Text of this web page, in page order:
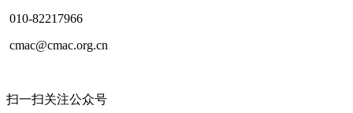
010-82217966
cmac@cmac.org.cn
扫一扫关注公众号